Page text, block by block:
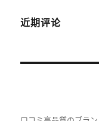
近期评论